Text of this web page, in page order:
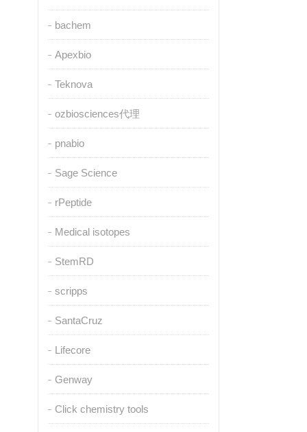
bachem
Apexbio
Teknova
ozbiosciences代理
pnabio
Sage Science
rPeptide
Medical isotopes
StemRD
scripps
SantaCruz
Lifecore
Genway
Click chemistry tools